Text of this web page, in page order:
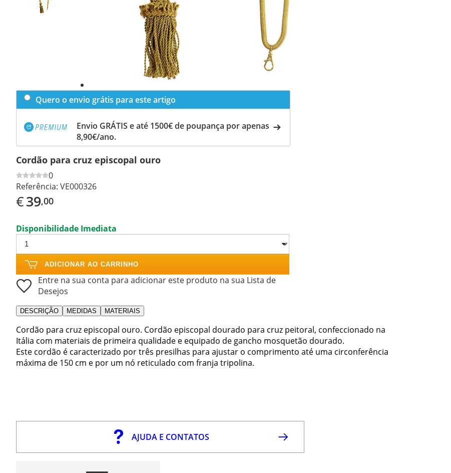
Quero o envio grátis para este artigo
Envio GRÁTIS e até 1500€ de poupança por apenas
8,90€/ano.
Cordão para cruz episcopal ouro
0
Referência: VE000326
€39,00
Disponibilidade Imediata
ADICIONAR AO CARRINHO
Entre na sua conta para adicionar este produto na sua Lista de
Desejos
DESCRIÇÃO MEDIDAS MATERIAIS
Cordão para cruz episcopal ouro. Cordão episcopal dourado para cruz peitoral, confeccionado na
Itália com materiais de primeira qualidade e equipado de gancho mosquetão dourado.
Este cordão é caracterizado por três presilhas para ajustar o comprimento até uma circonferência
máxima de 150 cm e por um nó reticulado com franja tripolina.
AJUDA E CONTATOS